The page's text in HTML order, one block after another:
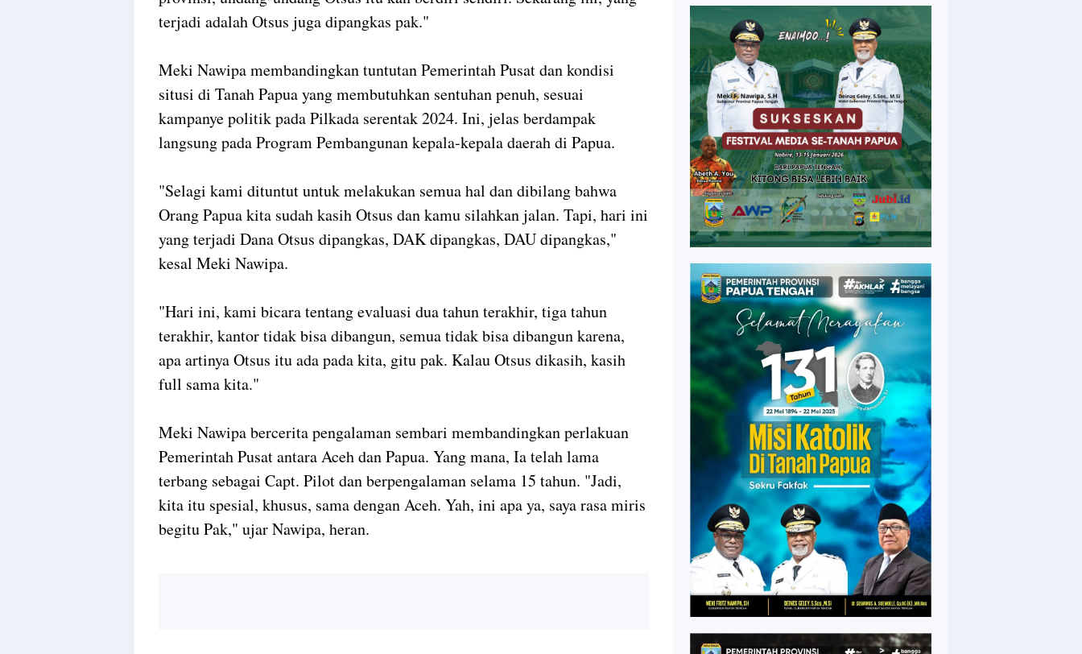
terjadi adalah Otsus juga dipangkas pak."
Meki Nawipa membandingkan tuntutan Pemerintah Pusat dan kondisi
situsi di Tanah Papua yang membutuhkan sentuhan penuh, sesuai
kampanye politik pada Pilkada serentak 2024. Ini, jelas berdampak
langsung pada Program Pembangunan kepala-kepala daerah di Papua.
"Selagi kami dituntut untuk melakukan semua hal dan dibilang bahwa
Orang Papua kita sudah kasih Otsus dan kamu silahkan jalan. Tapi, hari ini
yang terjadi Dana Otsus dipangkas, DAK dipangkas, DAU dipangkas,"
kesal Meki Nawipa.
"Hari ini, kami bicara tentang evaluasi dua tahun terakhir, tiga tahun
terakhir, kantor tidak bisa dibangun, semua tidak bisa dibangun karena,
apa artinya Otsus itu ada pada kita, gitu pak. Kalau Otsus dikasih, kasih
full sama kita."
Meki Nawipa bercerita pengalaman sembari membandingkan perlakuan
Pemerintah Pusat antara Aceh dan Papua. Yang mana, Ia telah lama
terbang sebagai Capt. Pilot dan berpengalaman selama 15 tahun. "Jadi,
kita itu spesial, khusus, sama dengan Aceh. Yah, ini apa ya, saya rasa miris
begitu Pak," ujar Nawipa, heran.